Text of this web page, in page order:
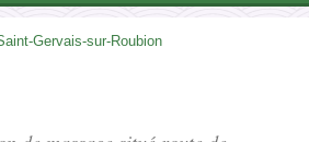
Gervais-sur-Roubion